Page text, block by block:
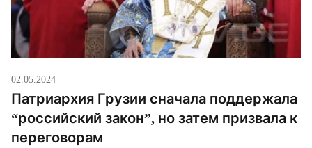
02.05.2024
Патриархия Грузии сначала поддержала
“российский закон”, но затем призвала к
переговорам